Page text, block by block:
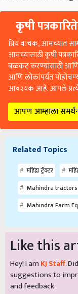
कृषी
प्रिय वाचक, आमच्यात
आमच्यासाठी कृषी
बळकट करण्यासाठी
आणि लोकांपर्यंत
आवश्यक आहे. आपले
आपण आम्हाला
Related Topics
महिंद्रा ट्रॅक्टर
Mahindra
Mahindra Farm
Like this
Hey! I am KJ Staff.
suggestions to
and feedback.